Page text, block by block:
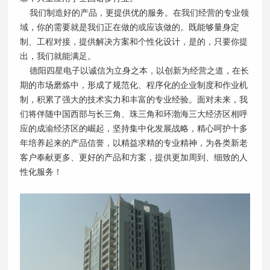
我们制造好的产品，更提供优的服务。在我们经营的专业领
域，你的需要就是我们正在做的或应该做的。既能够量身定
制、工程对接，提供解决方案和个性化设计，是的，只要你提
出，我们就能满足。
德阳四星电子以诚信为立身之本，以创新为经营之道，在长
期的市场磨炼中，形成了规范化、程序化的企业制度和作业机
制，积累了强大的技术实力和丰富的专业经验。面对未来，我
们将伴随中国西部与长三角、珠三角和环渤海三大经济区相呼
应的成渝经济区的崛起，坚持集中化发展战略，精心呵护十多
年培养起来的产品信誉，以精益求精的专业精神，为各类新老
客户奉献更多、更好的产品和方案，提供更加周到、细致的人
性化服务！